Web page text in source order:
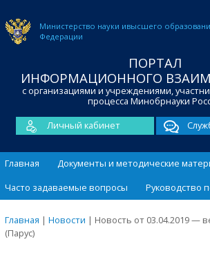
Министерство науки ивысшего
Федерации
ПОРТАЛ
ИНФОРМАЦИОННОГО
с организациями и учреждениями,
процесса Минобрнауки
Личный кабинет
Главная
Документы и методические
Часто задаваемые вопросы
Руководство
Главная | Новости | Новость от 03.04.2019 —
(Парус)